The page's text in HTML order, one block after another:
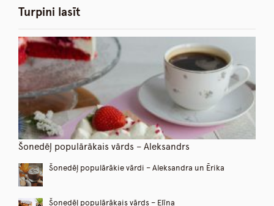
Turpini lasīt
Šonedēļ populārākais vārds – Aleksandrs
Šonedēļ populārākie vārdi – Aleksandra un Ērika
Šonedēļ populārākais vārds – Elīna